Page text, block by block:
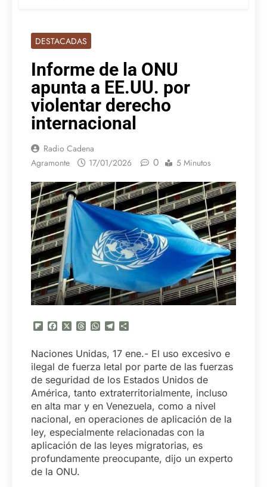
DESTACADAS
Informe de la ONU
apunta a EE.UU. por
violentar derecho
internacional
Radio Cadena
Agramonte
17/01/2026 0 5 Minutos
Flipboard
FacebookThreadsWhatsApp
Telegram
Naciones Unidas, 17 ene.- El uso excesivo e
ilegal de fuerza letal por parte de las fuerzas
de seguridad de los Estados Unidos de
América, tanto extraterritorialmente, incluso
en alta mar y en Venezuela, como a nivel
nacional, en operaciones de aplicación de la
ley, especialmente relacionadas con la
aplicación de las leyes migratorias, es
profundamente preocupante, dijo un experto
de la ONU.